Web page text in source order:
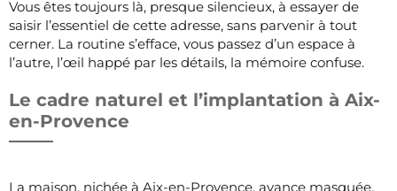
Vous êtes toujours là, presque silencieux, à essayer de
saisir l’essentiel de cette adresse, sans parvenir à tout
cerner. La routine s’efface, vous passez d’un espace à
l’autre, l’œil happé par les détails, la mémoire confuse.
Le cadre naturel et l’implantation à Aix-
en-Provence
La maison, nichée à Aix-en-Provence, avance masquée,